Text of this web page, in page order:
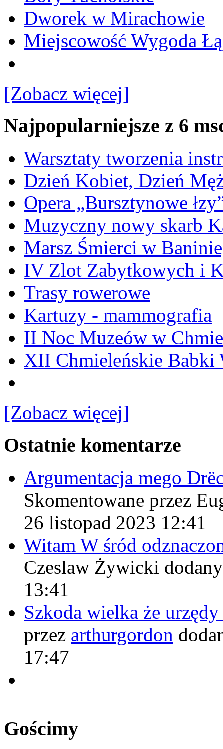
Dworek w Mirachowie
Miejscowość Wygoda
[Zobacz więcej]
Najpopularniejsze z 6
Warsztaty tworzenia
Dzień Kobiet, Dzień
Opera „Bursztynowe
Muzyczny nowy skarb
Marsz Śmierci w
IV Zlot Zabytkowych i
Trasy rowerowe
Kartuzy - mammografia
II Noc Muzeów w
XII Chmieleńskie Babki
[Zobacz więcej]
Ostatnie komentarze
Argumentacja mego
Skomentowane przez
26 listopad 2023 12:41
Witam W śród
Czeslaw Żywicki
13:41
Szkoda wielka że
przez arthurgordon
17:47
Gościmy